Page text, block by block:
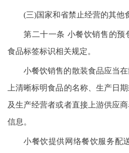
(三)国家和省禁止经营的其他
第二十一条 小餐饮销售的预
食品标签标识相关规定。
小餐饮销售的散装食品应当
上清晰标明食品的名称、生产日
及生产经营者或者直接上游供应
信息。
小餐饮提供网络餐饮服务配